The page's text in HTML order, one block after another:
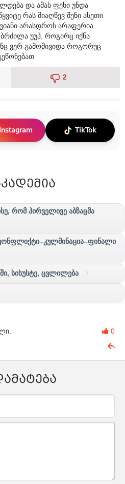
და ამას ფეხი უნდა
რას მიაღწევ შენი ასეთი
არასდროს არაფერია.
ბრძილა უუჰ, როგირც იქნა
ვერ გამომივიდა როგორუც
2
Instagram TikTok
რომ პირველივე აბზაცმა
სისუსტე, ცვლილება
0